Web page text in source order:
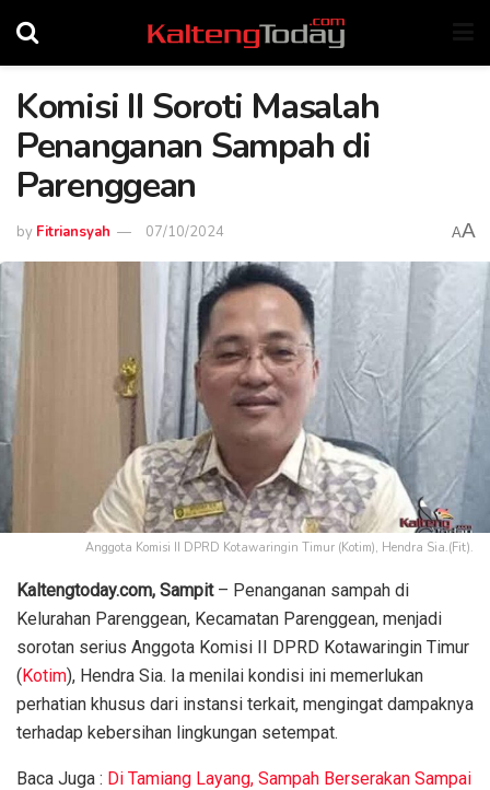
Komisi II Soroti Masalah
Penanganan Sampah di
Parenggean
by Fitriansyah 07/10/2024 AA
Anggota Komisi II DPRD Kotawaringin Timur (Kotim), Hendra Sia.(Fit).
Kaltengtoday.com, Sampit– Penanganan sampah di
Kelurahan Parenggean, Kecamatan Parenggean, menjadi
sorotan serius Anggota Komisi II DPRD Kotawaringin Timur
(Kotim), Hendra Sia. Ia menilai kondisi ini memerlukan
perhatian khusus dari instansi terkait, mengingat dampaknya
terhadap kebersihan lingkungan setempat.
Baca Juga : Di Tamiang Layang, Sampah Berserakan Sampai